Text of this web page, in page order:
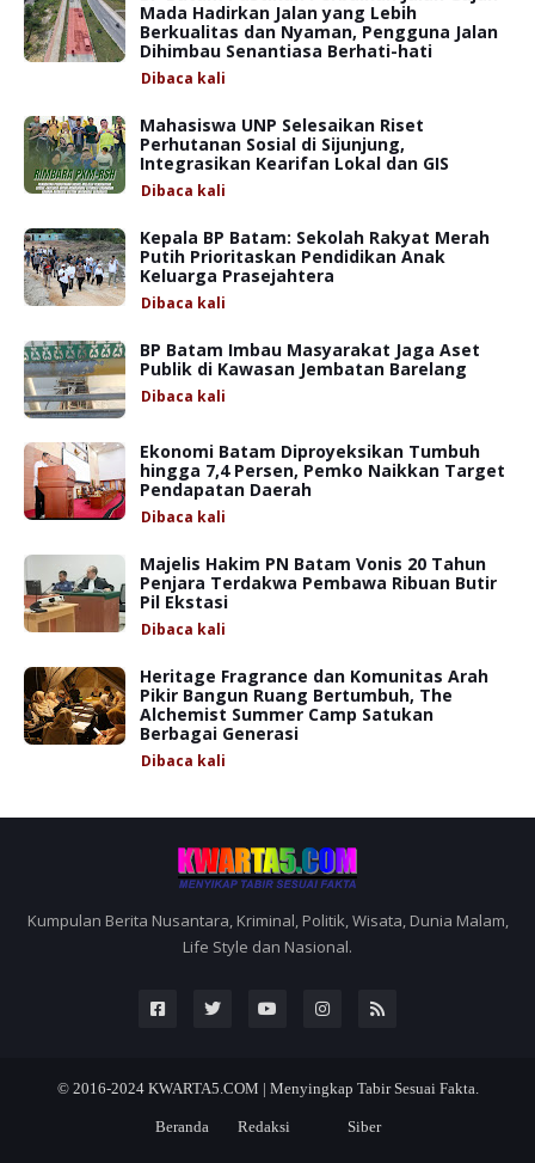
Mada Hadirkan Jalan yang Lebih
Berkualitas dan Nyaman, Pengguna Jalan
Dihimbau Senantiasa Berhati-hati
Dibaca kali
Mahasiswa UNP Selesaikan Riset
Perhutanan Sosial di Sijunjung,
Integrasikan Kearifan Lokal dan GIS
Dibaca kali
Kepala BP Batam: Sekolah Rakyat Merah
Putih Prioritaskan Pendidikan Anak
Keluarga Prasejahtera
Dibaca kali
BP Batam Imbau Masyarakat Jaga Aset
Publik di Kawasan Jembatan Barelang
Dibaca kali
Ekonomi Batam Diproyeksikan Tumbuh
hingga 7,4 Persen, Pemko Naikkan Target
Pendapatan Daerah
Dibaca kali
Majelis Hakim PN Batam Vonis 20 Tahun
Penjara Terdakwa Pembawa Ribuan Butir
Pil Ekstasi
Dibaca kali
Heritage Fragrance dan Komunitas Arah
Pikir Bangun Ruang Bertumbuh, The
Alchemist Summer Camp Satukan
Berbagai Generasi
Dibaca kali
Kumpulan Berita Nusantara, Kriminal, Politik, Wisata, Dunia Malam,
Life Style dan Nasional.
© 2016-2024 KWARTA5.COM | Menyingkap Tabir Sesuai Fakta.
Beranda Redaksi Siber